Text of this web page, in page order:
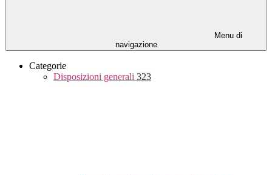
Menu di
navigazione
Categorie
Disposizioni generali 323